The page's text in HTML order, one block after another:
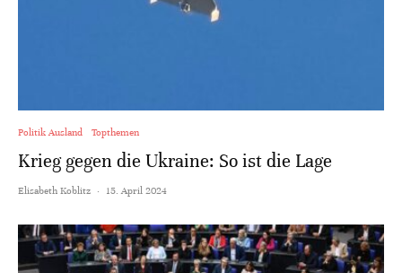
Politik Ausland Topthemen
Krieg gegen die Ukraine: So ist die Lage
Elisabeth Koblitz · 15. April 2024